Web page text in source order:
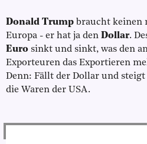
Donald Trump braucht keinen
Europa - er hat ja den Dollar.
Euro sinkt und sinkt, was den
Exporteuren das Exportieren
Denn: Fällt der Dollar und
die Waren der USA.